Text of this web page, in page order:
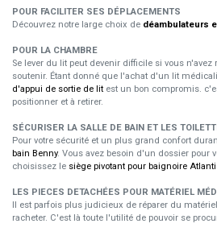
POUR FACILITER SES DÉPLACEMENTS
Découvrez notre large choix de déambulateurs
POUR LA CHAMBRE
Se lever du lit peut devenir difficile si vous n'avez
soutenir. Étant donné que l'achat d'un lit
d'appui de sortie de lit est un bon compromis.
positionner et à retirer.
SÉCURISER LA SALLE DE BAIN ET LES
Pour votre sécurité et un plus grand confort
bain Benny. Vous avez besoin d'un dossier pour
choisissez le siège pivotant pour baignoire
LES PIECES DETACHÉES POUR MATÉRIEL
Il est parfois plus judicieux de réparer du
racheter. C'est là toute l'utilité de pouvoir se